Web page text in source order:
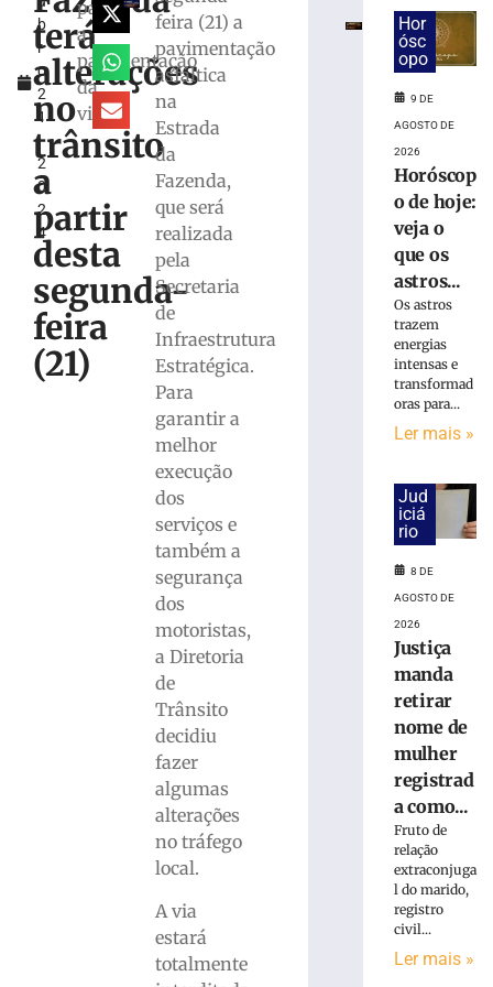
b
r
o
2
1
,
2
0
2
4
terá
alterações
no
trânsito
a
partir
desta
segunda-
feira
(21)
para
a
pavimentação
da
via
feira (21) a
pavimentação
asfáltica
na
Estrada
da
Fazenda,
que será
realizada
pela
Secretaria
de
Infraestrutura
Estratégica.
Para
garantir a
melhor
execução
dos
serviços e
também a
segurança
dos
motoristas,
a Diretoria
de
Trânsito
decidiu
fazer
algumas
alterações
no tráfego
local.
A via
estará
totalmente
Trânsito
de
Brusque
aniversário
reforça
proximidade
comunidade
Horóscopo
astros
reservam
domingo,
Hor
ósc
opo
9 DE
AGOSTO DE
2026
Horóscop
o de hoje:
veja o
que os
astros...
Os astros
trazem
energias
intensas e
transformad
oras para...
Ler mais »
Jud
iciá
rio
8 DE
AGOSTO DE
2026
Justiça
manda
retirar
nome de
mulher
registrad
a como...
Fruto de
relação
extraconjuga
l do marido,
registro
civil...
Ler mais »